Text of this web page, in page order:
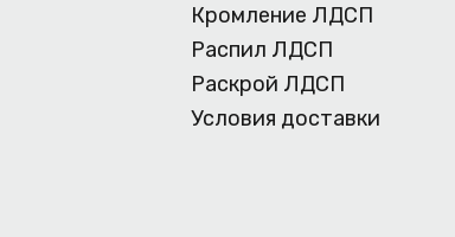
Кромление ЛДСП
Распил ЛДСП
Раскрой ЛДСП
Условия доставки